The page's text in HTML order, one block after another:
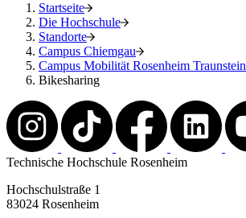
Startseite
Die Hochschule
Standorte
Campus Chiemgau
Campus Mobilität Rosenheim Traunstein
Bikesharing
Technische Hochschule Rosenheim
Hochschulstraße 1
83024 Rosenheim